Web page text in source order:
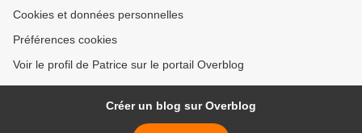
Cookies et données personnelles
Préférences cookies
Voir le profil de Patrice sur le portail Overblog
Créer un blog sur Overblog